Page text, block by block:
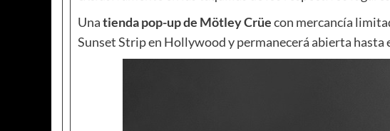
Unatienda pop-up de Mötley Crüecon mercancía
Sunset Strip en Hollywood y permanecerá abierta hasta